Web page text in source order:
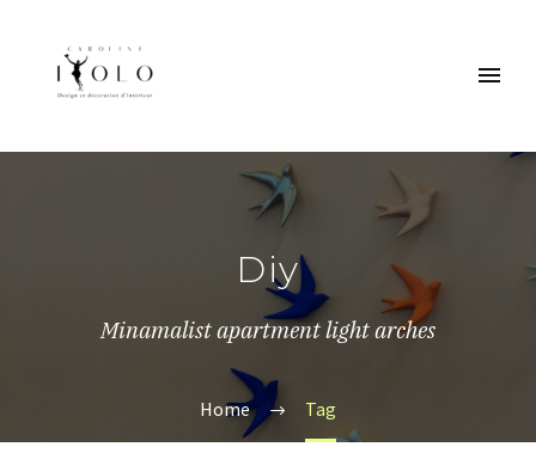
Diy
Minamalist apartment light arches
Home Tag